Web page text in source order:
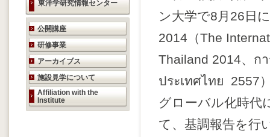
東洋学研究情報センター
研究活動のご案内
公開講座
研修事業
アーカイブス
施設見学について
Affiliation with the
Institute
ン大学で8月26日
2014（The
Thailand 2014、
ประเทศไทย 2557
グローバル化時代
て、基調報告を行